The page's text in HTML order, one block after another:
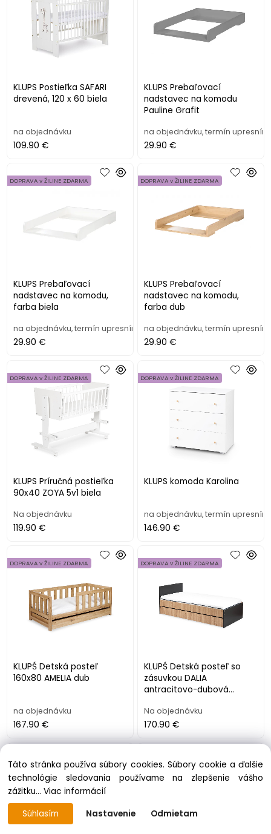
KLUPS Postieľka SAFARI
drevená, 120 x 60 biela
na objednávku
109.90 €
KLUPS Prebaľovací
nadstavec na komodu
Pauline Grafit
na objednávku, termín upresním
29.90 €
KLUPS Prebaľovací
nadstavec na komodu,
farba biela
DOPRAVA v ŽILINE ZDARMA
na objednávku, termín upresním
29.90 €
KLUPS Prebaľovací
nadstavec na komodu,
farba dub
DOPRAVA v ŽILINE ZDARMA
na objednávku, termín upresním
29.90 €
KLUPS Príručná postieľka
90x40 ZOYA 5v1 biela
DOPRAVA v ŽILINE ZDARMA
Na objednávku
119.90 €
KLUPS komoda Karolina
DOPRAVA v ŽILINE ZDARMA
na objednávku, termín upresním
146.90 €
KLUPŚ Detská posteľ
160x80 AMELIA dub
DOPRAVA v ŽILINE ZDARMA
na objednávku
167.90 €
KLUPŚ Detská posteľ so
zásuvkou DALIA
antracitovo-dubová
DOPRAVA v ŽILINE ZDARMA
Na objednávku
170.90 €
DOPRAVA v ŽILINE ZDARMA DOPRAVA v ŽILINE ZDARMA
Táto stránka používa súbory cookies. Súbory cookie a ďalšie
technológie sledovania používame na zlepšenie vášho
zážitku... Viac informácií
Súhlasím
Nastavenie Odmietam